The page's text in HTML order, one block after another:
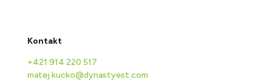
Kontakt
+421 914 220 517
matej.kucko@dynastyest.com